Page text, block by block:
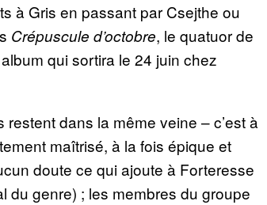
à Gris en passant par Csejthe ou
Crépuscule d’octobre, le quatuor de
qui sortira le 24 juin chez
dans la même veine – c’est à
maîtrisé, à la fois épique et
doute ce qui ajoute à Forteresse
du genre) ; les membres du groupe